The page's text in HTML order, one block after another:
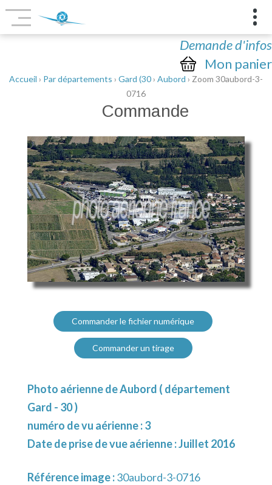
Demande d'infos
Mon panier
Accueil › Par départements › Gard (30› Aubord › Zoom 30aubord-3-
0716
Commande
Commander le fichier numérique
Commander un tirage
Photo aérienne de Aubord ( département
Gard - 30 )
numéro de vu aérienne : 3
Date de prise de vue aérienne : Juillet 2016
Référence image :30aubord-3-0716